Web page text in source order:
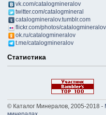
vk.com/catalogmineralov
twitter.com/catalogmineral
catalogmineralov.tumblr.com
flickr.com/photos/catalogmineralov
ok.ru/catalogmineralov
t.me/catalogmineralov
Статистика
© Каталог Минералов, 2005-2018 -